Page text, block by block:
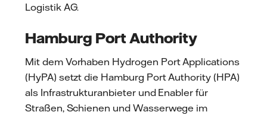
Logistik AG.
Hamburg Port Authority
Mit dem Vorhaben Hydrogen Port Applications
(HyPA) setzt die Hamburg Port Authority (HPA)
als Infrastrukturanbieter und Enabler für
Straßen, Schienen und Wasserwege im